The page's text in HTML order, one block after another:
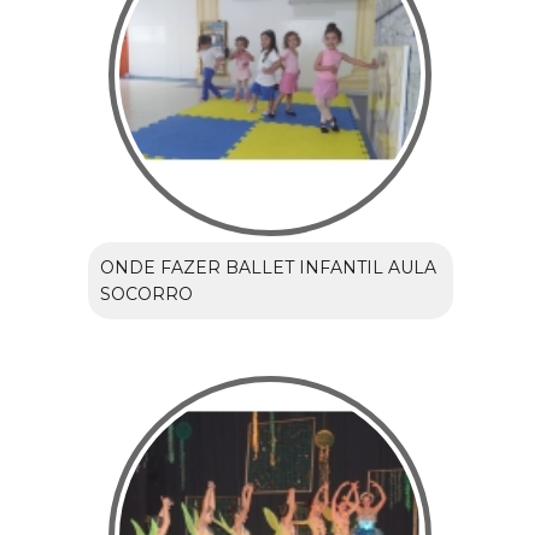
ONDE FAZER BALLET INFANTIL AULA
SOCORRO